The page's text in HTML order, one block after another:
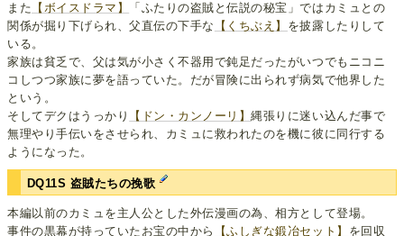
また 【ボイスドラマ】
「ふたりの盗賊と伝説の秘宝」ではカミュとの
関係が掘り下げられ、父直伝の下手な
【くちぶえ】 を披露したりして
いる。
家族は貧乏で、父は気が小さく不器用で鈍足だったがいつでもニコニ
コしつつ家族に夢を語っていた。だが冒険に出られず病気で他界した
という。
そしてデクはうっかり
【ドン・カンノーリ】縄張りに迷い込んだ事で
無理やり手伝いをさせられ、カミュに救われたのを機に彼に同行する
ようになった。
DQ11S 盗賊たちの挽歌
本編以前のカミュを主人公とした外伝漫画の為、相方として登場。
事件の黒幕が持っていたお宝の中から
【ふしぎな鍛冶セット】 を回収